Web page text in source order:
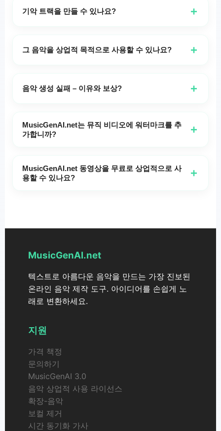
하는 부분에는 Duet을 사용하세요.
있습니다. 이를 통해 음악적 아이디어에 대한 다양한 해
석을 탐색하고 선호하는 버전을 선택할 수 있습니다.
기악 트랙을 만들 수 있나요? +
할 수 있습니다. 간단 모드 또는 사용자 지정 모드에서
기악 옵션을 전환하여 동영상, 명상 또는 기타 목적에 적
그 음악을 상업적 목적으로 사용할 수 있나요? +
선스 세부 정보를 확인하세요. 개인 프로젝트부터 상업
적 애플리케이션에 이르기까지 다양한 사용 사례를 수
음악 생성 실패 – 이유와 보상? +
니다. 어떤 필드나 태그에 아티스트의 이름을 포함하면
생성이 실패할 수 있습니다. 이런 일이 발생하면 저희 시
실 수 있습니다.
MusicGenAI.net는 뮤직 비디오에 워터마크를 추
가합니까?
+
일과 하나의 사진을 결합하여 워터마크 없는 비디오를
생성할 수 있습니다. 또한 립싱크 및 자동 스크롤 캡션
MusicGenAI.net 동영상을 무료로 상업적으로 사
용할 수 있나요?
+
MusicGenAI.net
텍스트로 아름다운 음악을 만드는 가장 진보된
온라인 음악 제작 도구. 아이디어를 손쉽게 노
래로 변환하세요.
지원
가격 책정
문의하기
MusicGenAI 3.0
음악 상업적 사용 라이선스
확장-음악
보컬 제거
시간 동기화 가사